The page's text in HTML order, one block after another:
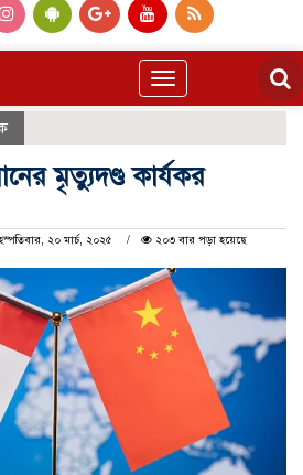
Toggle
navigation
মৃত্যুদণ্ড কার্যকর
২০ মার্চ, ২০২৫
২০৩ বার পড়া হয়েছে